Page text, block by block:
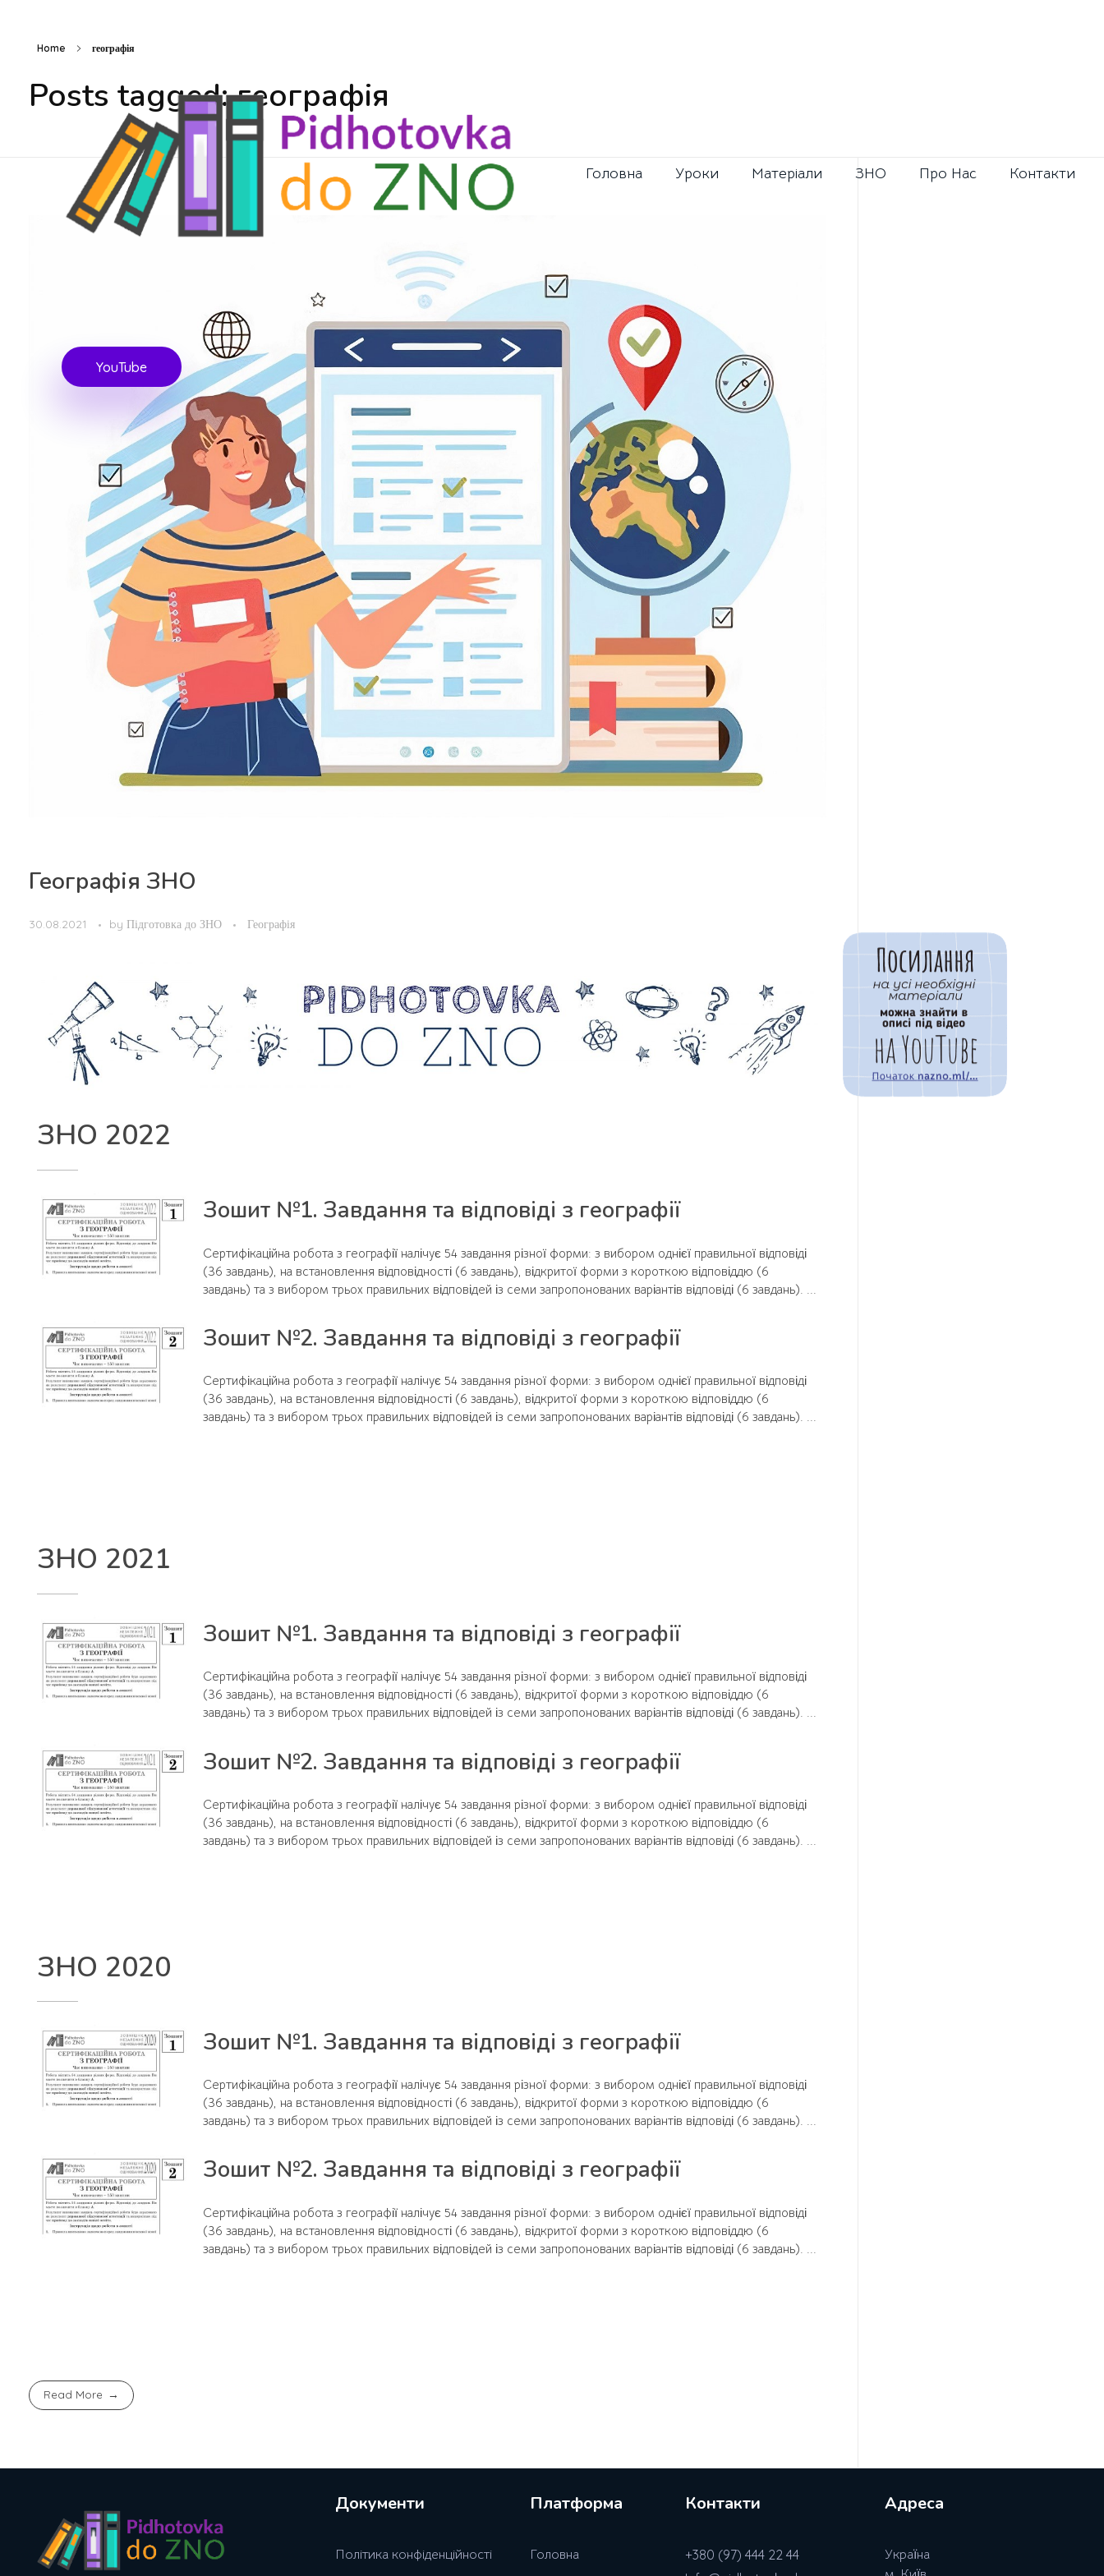
Підготовка до ЗНО
Головна Уроки Матерiали ЗНО Про Нас Контакти
YouTube
Home географія
Posts tagged: географія
Географія ЗНО
30.08.2021 by Підготовка до ЗНО Географія
ЗНО 2022
Зошит №1. Завдання та відповіді з географії
Сертифікаційна робота з географії налічує 54 завдання різної форми: з вибором однієї правильної відповіді
(36 завдань), на встановлення відповідності (6 завдань), відкритої форми з короткою відповіддю (6
завдань) та з вибором трьох правильних відповідей із семи запропонованих варіантів відповіді (6 завдань). ...
Зошит №2. Завдання та відповіді з географії
Сертифікаційна робота з географії налічує 54 завдання різної форми: з вибором однієї правильної відповіді
(36 завдань), на встановлення відповідності (6 завдань), відкритої форми з короткою відповіддю (6
завдань) та з вибором трьох правильних відповідей із семи запропонованих варіантів відповіді (6 завдань). ...
ЗНО 2021
Зошит №1. Завдання та відповіді з географії
Сертифікаційна робота з географії налічує 54 завдання різної форми: з вибором однієї правильної відповіді
(36 завдань), на встановлення відповідності (6 завдань), відкритої форми з короткою відповіддю (6
завдань) та з вибором трьох правильних відповідей із семи запропонованих варіантів відповіді (6 завдань). ...
Зошит №2. Завдання та відповіді з географії
Сертифікаційна робота з географії налічує 54 завдання різної форми: з вибором однієї правильної відповіді
(36 завдань), на встановлення відповідності (6 завдань), відкритої форми з короткою відповіддю (6
завдань) та з вибором трьох правильних відповідей із семи запропонованих варіантів відповіді (6 завдань). ...
ЗНО 2020
Зошит №1. Завдання та відповіді з географії
Сертифікаційна робота з географії налічує 54 завдання різної форми: з вибором однієї правильної відповіді
(36 завдань), на встановлення відповідності (6 завдань), відкритої форми з короткою відповіддю (6
завдань) та з вибором трьох правильних відповідей із семи запропонованих варіантів відповіді (6 завдань). ...
Зошит №2. Завдання та відповіді з географії
Сертифікаційна робота з географії налічує 54 завдання різної форми: з вибором однієї правильної відповіді
(36 завдань), на встановлення відповідності (6 завдань), відкритої форми з короткою відповіддю (6
завдань) та з вибором трьох правильних відповідей із семи запропонованих варіантів відповіді (6 завдань). ...
Read More
Документи
Полiтика конфiденцiйностi
Платформа
Головна
Контакти
+380 (97) 444 22 44
Адреса
Україна